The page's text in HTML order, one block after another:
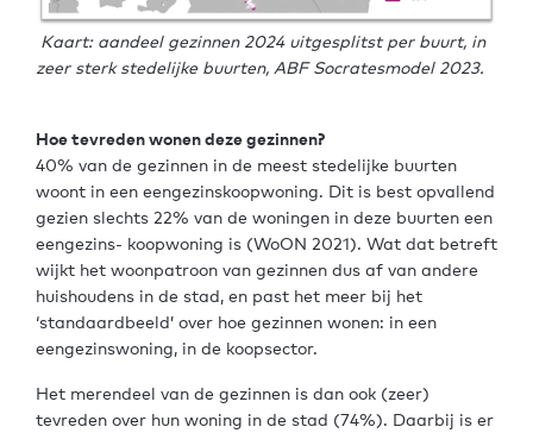
Kaart: aandeel gezinnen 2024 uitgesplitst per buurt, in
zeer sterk stedelijke buurten, ABF Socratesmodel 2023.
Hoe tevreden wonen deze gezinnen?
40% van de gezinnen in de meest stedelijke buurten
woont in een eengezinskoopwoning. Dit is best opvallend
gezien slechts 22% van de woningen in deze buurten een
eengezins- koopwoning is (WoON 2021). Wat dat betreft
wijkt het woonpatroon van gezinnen dus af van andere
huishoudens in de stad, en past het meer bij het
‘standaardbeeld’ over hoe gezinnen wonen: in een
eengezinswoning, in de koopsector.
Het merendeel van de gezinnen is dan ook (zeer)
tevreden over hun woning in de stad (74%). Daarbij is er